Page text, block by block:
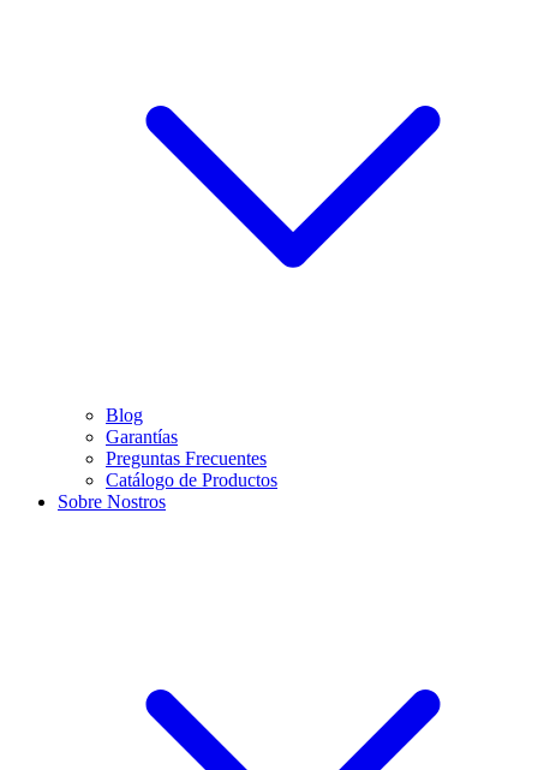
Blog
Garantías
Preguntas Frecuentes
Catálogo de Productos
Sobre Nostros